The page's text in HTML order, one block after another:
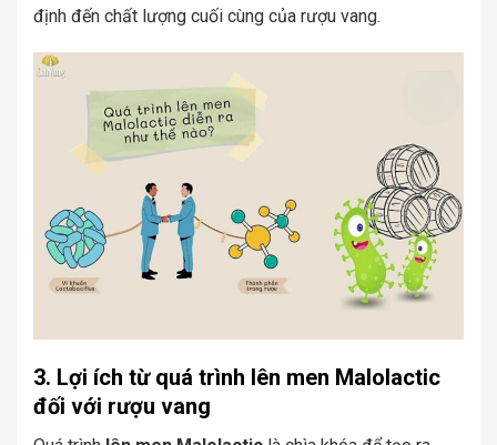
định đến chất lượng cuối cùng của rượu vang.
3. Lợi ích từ quá trình lên men Malolactic
đối với rượu vang